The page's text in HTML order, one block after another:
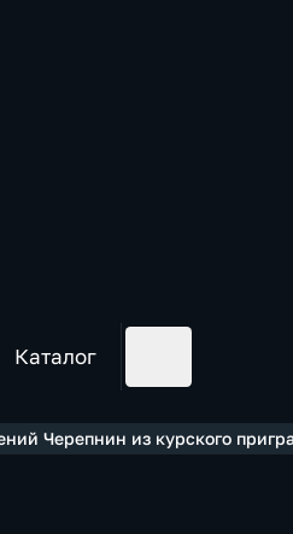
Каталог
Черепнин из курского